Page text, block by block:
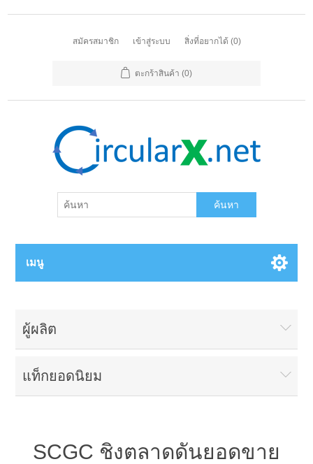
สมัครสมาชิก เข้าสู่ระบบ สิ่งที่อยากได้ (0)
ตะกร้าสินค้า (0)
ค้นหา
เมนู
ผู้ผลิต
แท็กยอดนิยม
SCGC ชิงตลาดดันยอดขาย